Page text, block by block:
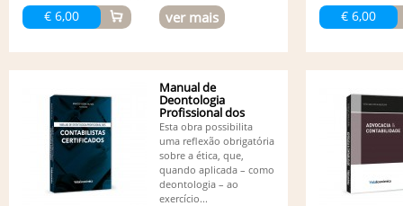
€ 6,00 ver mais € 6,00
Manual de
Deontologia
Profissional dos
Contabilistas...
Esta obra possibilita
uma reflexão obrigatória
sobre a ética, que,
quando aplicada – como
deontologia – ao
exercício...